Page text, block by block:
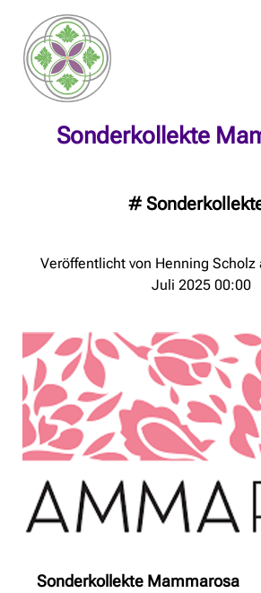
Sonderkollekte
#
Veröffentlicht von Henning
Juli 2025 00:00
Sonderkollekte Mammarosa